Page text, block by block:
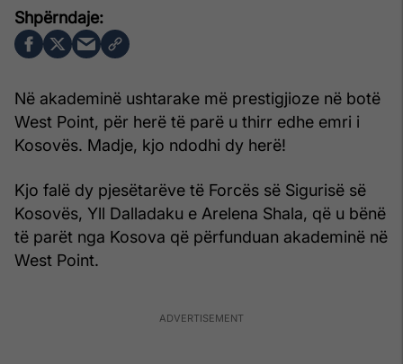
Në akademinë ushtarake më prestigjioze në botë
West Point, për herë të parë u thirr edhe emri i
Kosovës. Madje, kjo ndodhi dy herë!
Kjo falë dy pjesëtarëve të Forcës së Sigurisë së
Kosovës, Yll Dalladaku e Arelena Shala, që u bënë
të parët nga Kosova që përfunduan akademinë në
West Point.